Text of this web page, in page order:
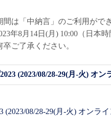
は「中納言」のご利用がで
年8月14日(月) 10:00（日本
ご了承ください。
(2023/08/28-29(月-火) オン
(2023/08/28-29(月-火) オンラ